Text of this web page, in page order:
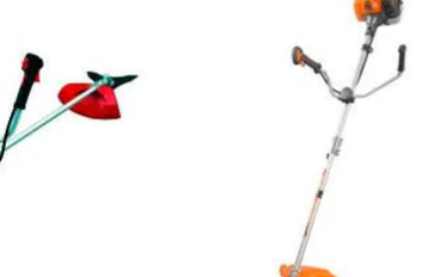
Робота в